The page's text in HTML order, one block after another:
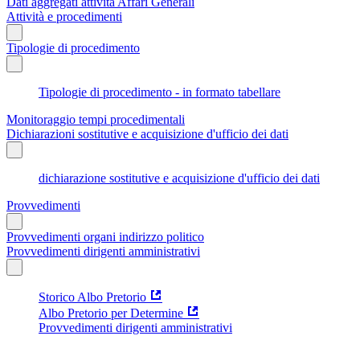
Attività e procedimenti
Tipologie di procedimento
Tipologie di procedimento - in formato tabellare
Monitoraggio tempi procedimentali
Dichiarazioni sostitutive e acquisizione d'ufficio dei dati
dichiarazione sostitutive e acquisizione d'ufficio dei dati
Provvedimenti
Provvedimenti organi indirizzo politico
Provvedimenti dirigenti amministrativi
Storico Albo Pretorio
Albo Pretorio per Determine
Provvedimenti dirigenti amministrativi